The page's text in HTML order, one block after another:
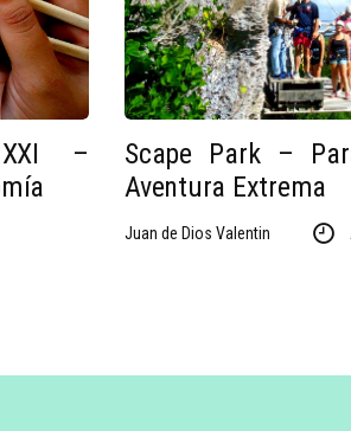
–
Scape Park –
Aventura Extrema
Juan de Dios Valentin